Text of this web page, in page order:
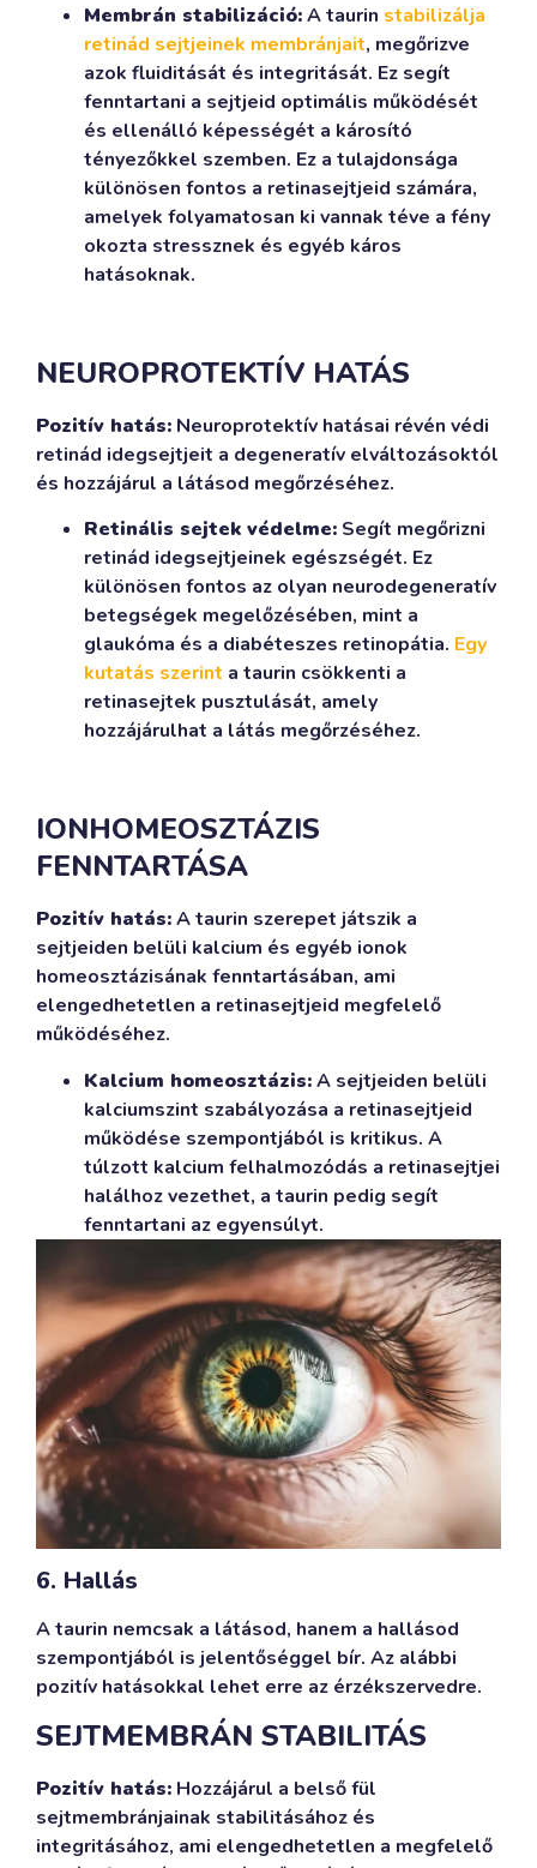
Membrán stabilizáció:A taurin stabilizálja
retinád sejtjeinek membránjait, megőrizve
azok fluiditását és integritását. Ez segít
fenntartani a sejtjeid optimális működését
és ellenálló képességét a károsító
tényezőkkel szemben. Ez a tulajdonsága
különösen fontos a retinasejtjeid számára,
amelyek folyamatosan ki vannak téve a fény
okozta stressznek és egyéb káros
hatásoknak.
NEUROPROTEKTÍV HATÁS
Pozitív hatás: Neuroprotektív hatásai révén védi
retinád idegsejtjeit a degeneratív elváltozásoktól
és hozzájárul a látásod megőrzéséhez.
Retinális sejtek védelme: Segít megőrizni
retinád idegsejtjeinek egészségét. Ez
különösen fontos az olyan neurodegeneratív
betegségek megelőzésében, mint a
glaukóma és a diabéteszes retinopátia. Egy
kutatás szerint a taurin csökkenti a
retinasejtek pusztulását, amely
hozzájárulhat a látás megőrzéséhez.
IONHOMEOSZTÁZIS
FENNTARTÁSA
Pozitív hatás:A taurin szerepet játszik a
sejtjeiden belüli kalcium és egyéb ionok
homeosztázisának fenntartásában, ami
elengedhetetlen a retinasejtjeid megfelelő
működéséhez.
Kalcium homeosztázis:A sejtjeiden belüli
kalciumszint szabályozása a retinasejtjeid
működése szempontjából is kritikus. A
túlzott kalcium felhalmozódás a retinasejtjei
halálhoz vezethet, a taurin pedig segít
fenntartani az egyensúlyt.
6. Hallás
A taurin nemcsak a látásod, hanem a hallásod
szempontjából is jelentőséggel bír. Az alábbi
pozitív hatásokkal lehet erre az érzékszervedre.
SEJTMEMBRÁN STABILITÁS
Pozitív hatás: Hozzájárul a belső fül
sejtmembránjainak stabilitásához és
integritásához, ami elengedhetetlen a megfelelő